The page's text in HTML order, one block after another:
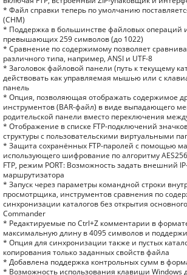
* Файл справки теперь по умолчанию
(CHM)
* Поддержка в большинстве файловых операций
превышающих 259 символов (до 1022)
* Сравнение по содержимому позволяет
различного типа, например, ANSI и UTF-8
* Заголовок файловой панели (путь к текущему
действовать как управляемая мышью или с
панель
* Опция, позволяющая отображать содержимое
инструментов (BAR-файл) в виде выпадающего
родительской панели вместо переключения
* Отображение в списке FTP-подключений
структуры с пользовательскими виртуальными
* Защита сохранённых FTP-паролей с помощью
использующего шифрование по алгоритму AES256
FTP, режим PORT: Возможность задать внешний
маршрутизатора
* Запуск через параметры командной строки
просмотрщика, инструментов сравнения по
синхронизации каталогов без открытия
Cоmmander
* Редактируемые по Ctrl+Z комментарии в
максимальную длину в 4095 символов и
* Опция для синхронизации также и пустых
копирования только заданных свойств файла
* Добавлена поддержка контрольных сумм в
* Возможность использования клавиши Windows